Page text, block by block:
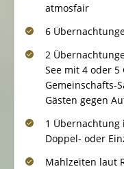
atmosfair
6
2
See mit 4 oder 5
Gemeinschafts-
Gästen gegen
1 Übernachtung
Doppel- oder
Mahlzeiten laut